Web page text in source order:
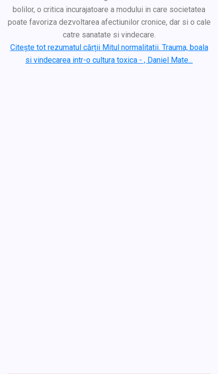
bolilor, o critica incurajatoare a modului in care societatea
poate favoriza dezvoltarea afectiunilor cronice, dar si o cale
catre sanatate si vindecare.
Citește tot rezumatul cărții Mitul normalitatii. Trauma, boala
si vindecarea intr-o cultura toxica - , Daniel Mate...